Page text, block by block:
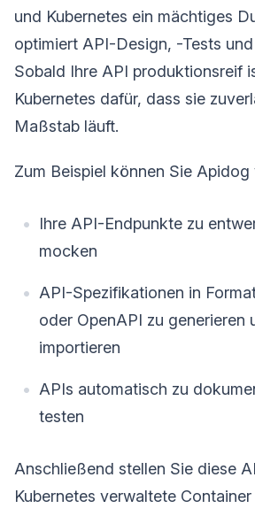
und Kubernetes ein mächtiges
optimiert API-Design, -Tests
Sobald Ihre API produktionsreif
Kubernetes dafür, dass sie
Maßstab läuft.
Zum Beispiel können Sie Apidog
Ihre API-Endpunkte zu
mocken
API-Spezifikationen in
oder OpenAPI zu generieren
importieren
APIs automatisch zu
testen
Anschließend stellen Sie diese
Kubernetes verwaltete Container